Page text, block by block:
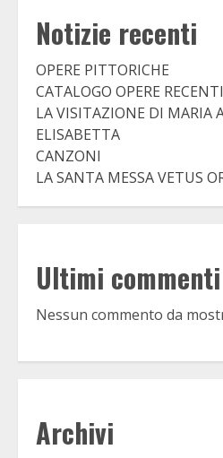
Notizie recenti
OPERE PITTORICHE
CATALOGO OPERE RECENTI
LA VISITAZIONE DI MARIA
ELISABETTA
CANZONI
LA SANTA MESSA VETUS
Ultimi commenti
Nessun commento da
Archivi